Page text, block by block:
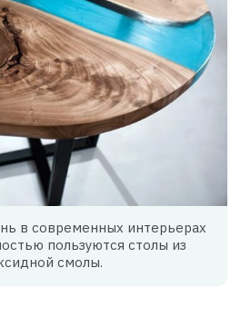
в современных интерьерах
пользуются столы из
смолы.